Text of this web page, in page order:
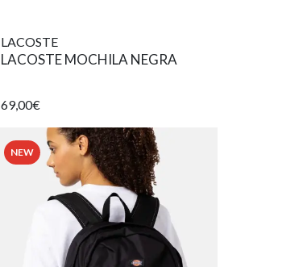
LACOSTE
LACOSTE MOCHILA NEGRA
69,00€
NEW